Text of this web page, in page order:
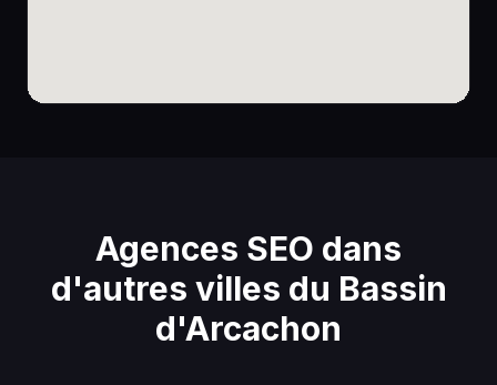
Agences SEO dans
d'autres villes du Bassin
d'Arcachon